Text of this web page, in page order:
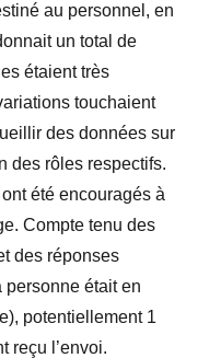
au personnel, en
un total de
étaient très
touchaient
des données sur
des rôles respectifs.
été encouragés à
Compte tenu des
des réponses
était en
potentiellement 1
reçu l’envoi.